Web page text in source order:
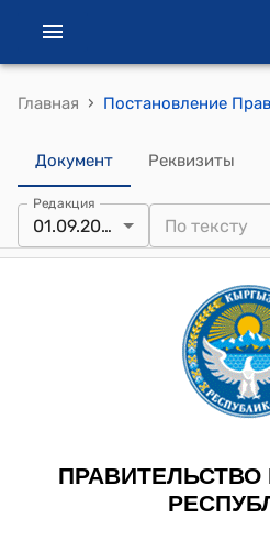
Главная ›
Документ Реквизиты
Редакция
01.09.2025